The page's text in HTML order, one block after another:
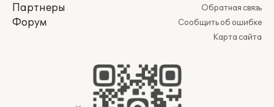
Партнеры
Форум
Обратная связь
Сообщить об ошибке
Карта сайта